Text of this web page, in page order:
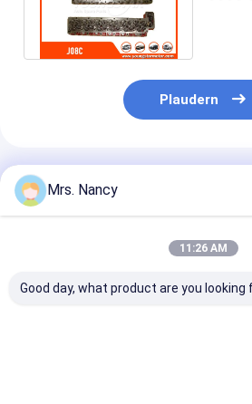
Motorventil-Klopf
Plaudern
Empfohlene Produkte
Mrs. Nancy
11:26 AM
Good day, what product are you looking